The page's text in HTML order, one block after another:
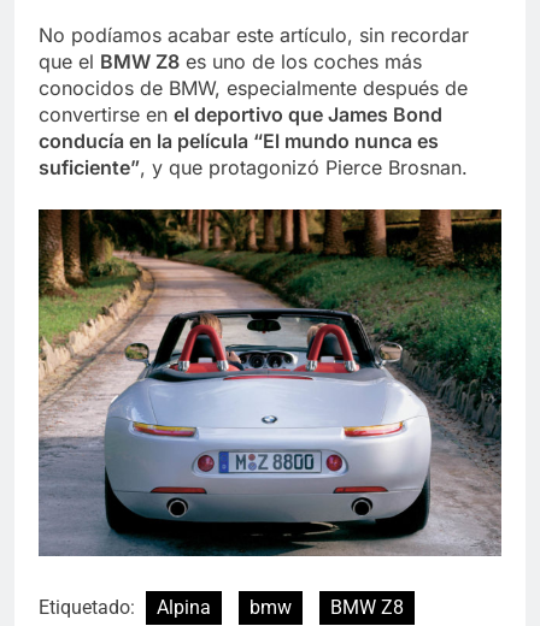
No podíamos acabar este artículo, sin recordar
que el BMW Z8 es uno de los coches más
conocidos de BMW, especialmente después de
convertirse en el deportivo que James Bond
conducía en la película “El mundo nunca es
suficiente”, y que protagonizó Pierce Brosnan.
Etiquetado: Alpina bmw
BMW Z8